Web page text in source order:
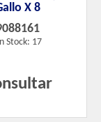
X 8
Stock: 17